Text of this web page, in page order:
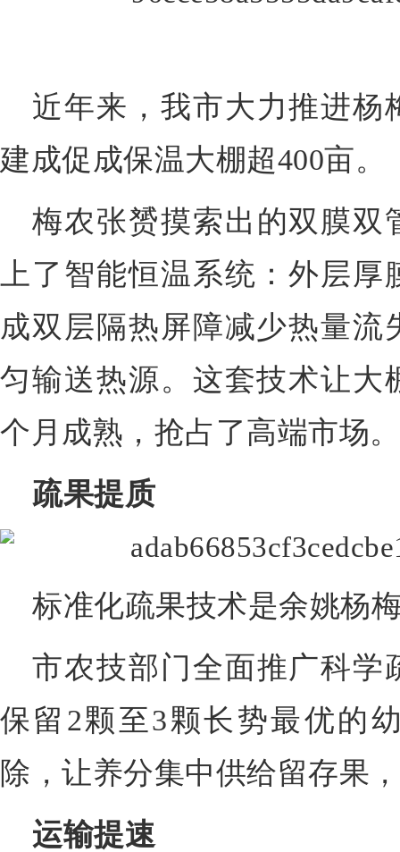
近年来，我市大力推进杨
建成促成保温大棚超400亩。
梅农张赟摸索出的双膜双
上了智能恒温系统：外层
成双层隔热屏障减少热量
匀输送热源。这套技术让大
个月成熟，抢占了高端市场。
疏果提质
标准化疏果技术是余姚杨
市农技部门全面推广科学
保留2颗至3颗长势最优的
除，让养分集中供给留存果
运输提速